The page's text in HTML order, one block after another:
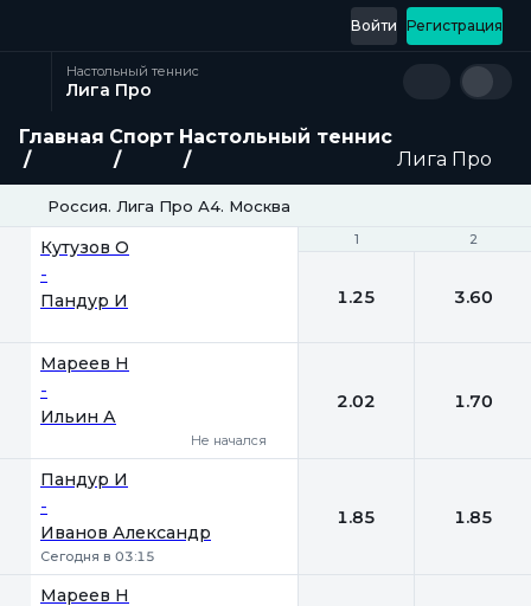
Регистрация
Войти
Настольный теннис
Лига Про
Главная Спорт Настольный теннис
Лига Про
Россия. Лига Про А4. Москва
1 2
Кутузов О
-
Пандур И
1 2
1.25 3.60
Мареев Н
-
Ильин А
Не начался
2.02 1.70
Пандур И
-
Иванов Александр
Сегодня в 03:15
1.85 1.85
Мареев Н